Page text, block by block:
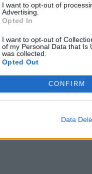
I want to opt-out of
Advertising.
Opted In
I want to opt-out of
of my Personal Data that Is
was collected.
Opted Out
CONFIRM
Data